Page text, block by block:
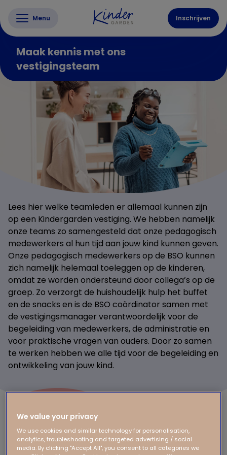
Menu Inschrijven
Maak kennis met ons
vestigingsteam
Lees hier welke teamleden er allemaal kunnen zijn
op een Kindergarden vestiging. We hebben namelijk
onze teams zo samengesteld dat onze pedagogisch
medewerkers al hun tijd aan jouw kind kunnen geven.
Onze pedagogisch medewerkers op de BSO kunnen
zich namelijk helemaal toeleggen op de kinderen,
omdat ze worden ondersteund door collega’s op de
groep. Zo verzorgt de huishoudelijk hulp het buffet
en de snacks en is de BSO coördinator samen met
de vestigingsmanager verantwoordelijk voor de
begeleiding van medewerkers, de administratie en
voor praktische vragen van ouders. Door zo samen
te werken hebben we alle tijd voor de begeleiding en
ontwikkeling van jouw kind.
Doen waar je goed in bent
We vinden het belangrijk dat iedereen doet waar hij
We value your privacy
We use cookies and similar technology for personalisation,
analytics, troubleshooting and targeted advertising / social
media. By clicking "Accept All", you consent to all categories we